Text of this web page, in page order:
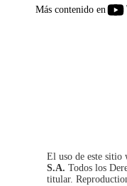
Más contenido en
El uso de este sitio
S.A. Todos los
titular.